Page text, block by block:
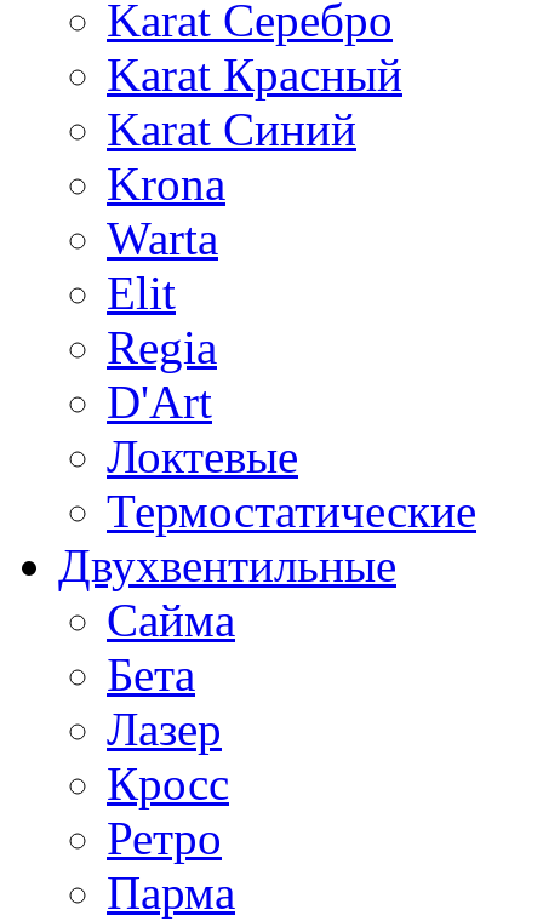
Karat Серебро
Karat Красный
Karat Синий
Krona
Warta
Elit
Regia
D'Art
Локтевые
Термостатические
Двухвентильные
Сайма
Бета
Лазер
Кросс
Ретро
Парма